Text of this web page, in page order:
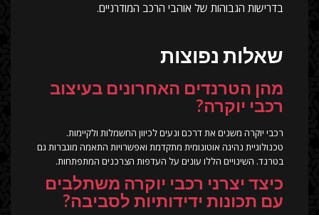
בדרישות הגבוהות של אוהבי הרכב המודרניים.
שאלות נפוצות
מהן הטרנדים האחרונים בעיצוב
רכבי יוקרה?
רכבי יוקרה משנים את דרכם ונעים לכיוון החשמלות ולקיימות.
טכנולוגיית נהיגה אוטונומית מתקדמת ואפשרויות התאמה מוגברות גם
בטרנד. השינויים הללו עונים על העדפות הצרכנים המתפתחות.
כיצד יצרני רכבי יוקרה משתלבים
עם תכונות ידידותיות לסביבה?